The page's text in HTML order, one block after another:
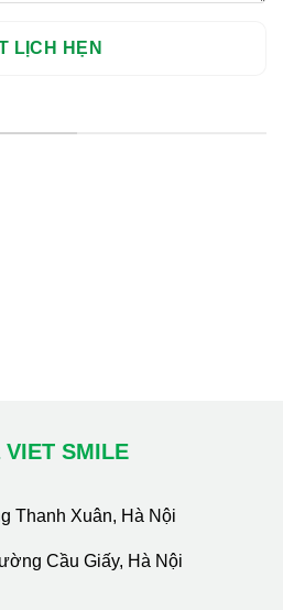
SMILE
Thanh Xuân, Hà Nội
Cầu Giấy, Hà Nội